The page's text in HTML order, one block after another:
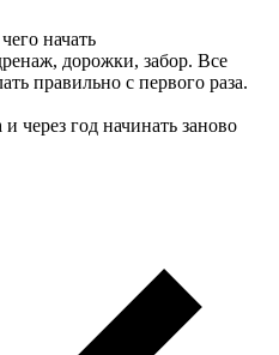
начать
дорожки, забор. Все
правильно с первого раза.
через год начинать заново